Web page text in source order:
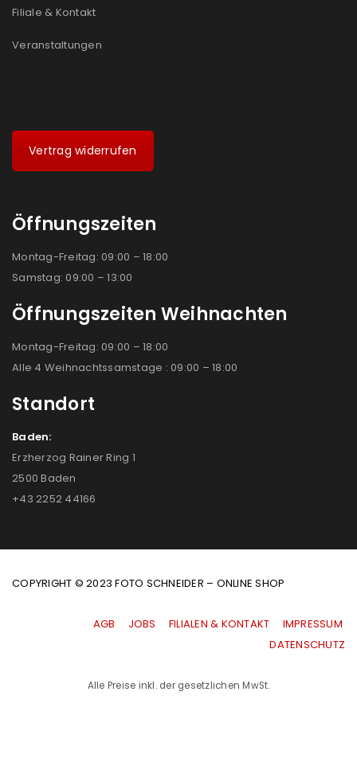
Filiale & Kontakt
Veranstaltungen
Vertrag widerrufen
Öffnungszeiten
Montag-Freitag: 09:00 – 18:00
Samstag: 09:00 – 13:00
Öffnungszeiten Weihnachten
Montag-Freitag: 09:00 – 18:00
Alle 4 Weihnachtssamstage : 09:00 – 18:00
Standort
Baden:
Erzherzog Rainer Ring 1
2500 Baden
+43 2252 44166
COPYRIGHT © 2023 FOTO SCHNEIDER – ONLINE SHOP
AGB JOBS FILIALEN & KONTAKT
IMPRESSUM
|DATENSCHUTZ
Alle Preise inkl. der gesetzlichen MwSt.